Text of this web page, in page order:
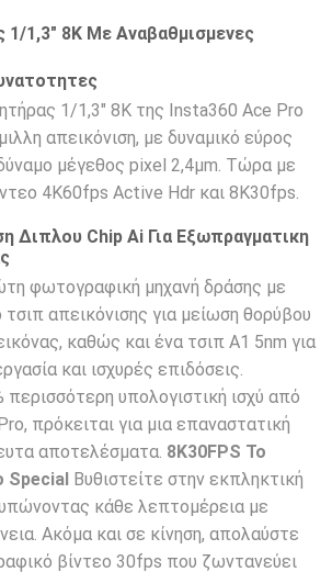
1/1,3″ 8K Με Αναβαθμισμενες
1/1,3″ 8K της Insta360 Ace Pro
απεικόνιση, με δυναμικό εύρος
μέγεθος pixel 2,4μm. Τώρα με
4K60fps Active Hdr και 8K30fps.
Διπλου Chip Ai Για Εξωπραγματικη
φωτογραφική μηχανή δράσης με
απεικόνισης για μείωση θορύβου
καθώς και ένα τσιπ A1 5nm για
και ισχυρές επιδόσεις.
υπολογιστική ισχύ από
πρόκειται για μια επαναστατική
αποτελέσματα. 8K30FPS Το
Special Βυθιστείτε στην εκπληκτική
κάθε λεπτομέρεια με
Ακόμα και σε κίνηση, απολαύστε
βίντεο 30fps που ζωντανεύει